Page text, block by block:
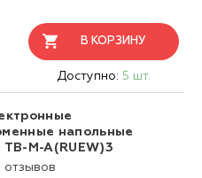
В КОРЗИНУ
Доступно: 5 шт.
напольные
M-A(RUEW)3
отзывов